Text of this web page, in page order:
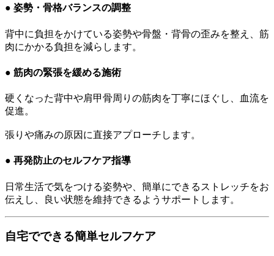
● 姿勢・骨格バランスの調整
背中に負担をかけている姿勢や骨盤・背骨の歪みを整え、筋
肉にかかる負担を減らします。
● 筋肉の緊張を緩める施術
硬くなった背中や肩甲骨周りの筋肉を丁寧にほぐし、血流を
促進。
張りや痛みの原因に直接アプローチします。
● 再発防止のセルフケア指導
日常生活で気をつける姿勢や、簡単にできるストレッチをお
伝えし、良い状態を維持できるようサポートします。
自宅でできる簡単セルフケア